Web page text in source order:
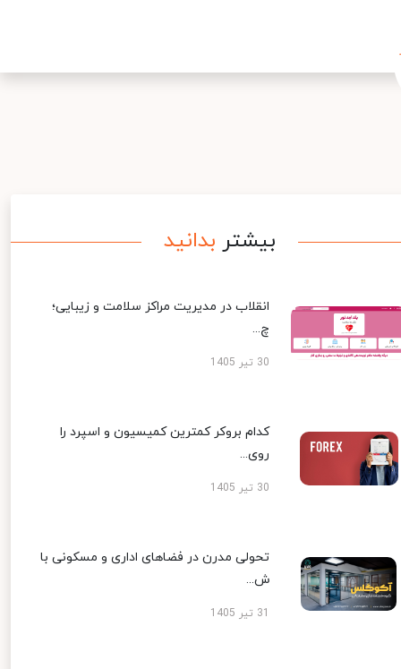
بیشتر بدانید
انقلاب در مدیریت مراکز سلامت و زیبایی؛
چ...
30 تیر 1405
کدام بروکر کمترین کمیسیون و اسپرد را
روی...
30 تیر 1405
تحولی مدرن در فضاهای اداری و مسکونی با
ش...